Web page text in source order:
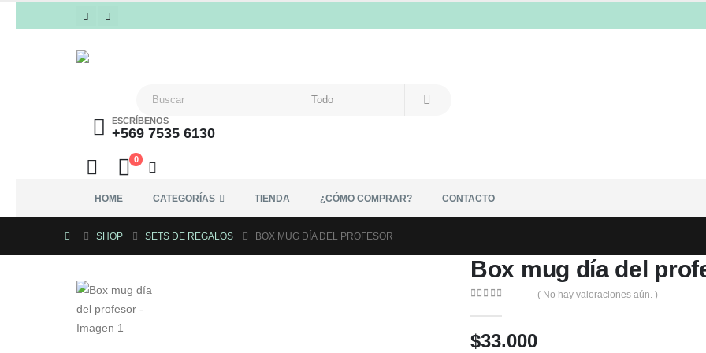
ESCRÍBENOS
+569 7535 6130
0
HOME CATEGORÍAS TIENDA ¿CÓMO COMPRAR? CONTACTO
SHOP SETS DE REGALOS BOX MUG DÍA DEL PROFESOR
Box mug día del
( No hay valoraciones aún. )
$33.000